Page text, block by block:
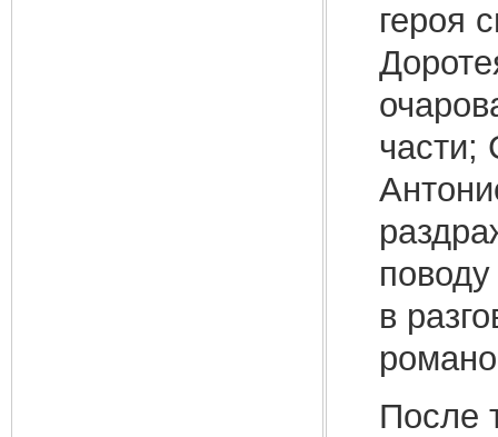
героя
части;
в
После